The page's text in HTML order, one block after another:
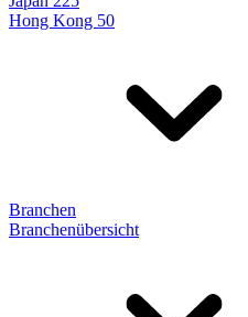
Hong Kong 50
Branchen
Branchenübersicht